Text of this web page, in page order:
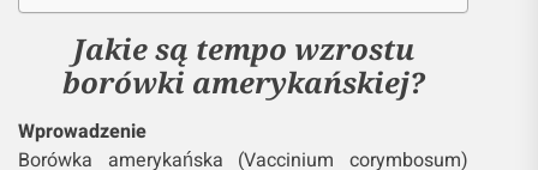
Jakie są tempo wzrostu
borówki amerykańskiej?
Wprowadzenie
Borówka amerykańska (Vaccinium corymbosum)